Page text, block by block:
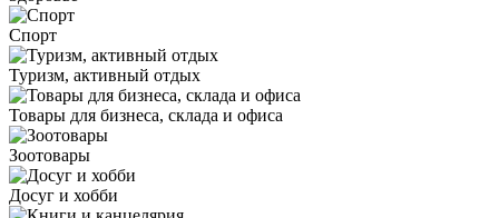
Спорт
Туризм, активный отдых
Товары для бизнеса, склада и офиса
Зоотовары
Досуг и хобби